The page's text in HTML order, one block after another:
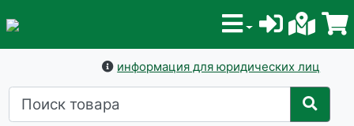
информация для юридических лиц